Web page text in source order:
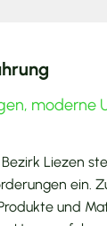
moderne
Liezen
ein.
und